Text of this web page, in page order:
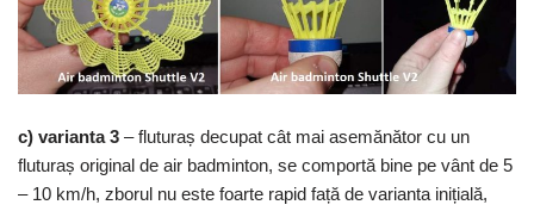
c) varianta 3 – fluturaș decupat cât mai asemănător cu un
fluturaș original de air badminton, se comportă bine pe vânt de 5
– 10 km/h, zborul nu este foarte rapid față de varianta inițială,